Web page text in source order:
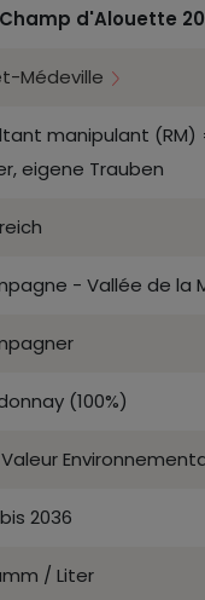
d'Alouette
Médeville
manipulant (RM)
eigene Trauben
- Vallée de la
(100%)
2036
/ Liter